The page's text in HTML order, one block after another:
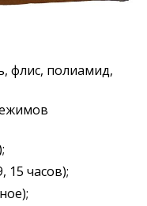
флис, полиамид,
15 часов);